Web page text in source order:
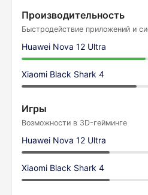
Производительность
Быстродействие приложений и
Huawei Nova 12 Ultra
Xiaomi Black Shark 4
Игры
Возможности в 3D-гейминге
Huawei Nova 12 Ultra
Xiaomi Black Shark 4